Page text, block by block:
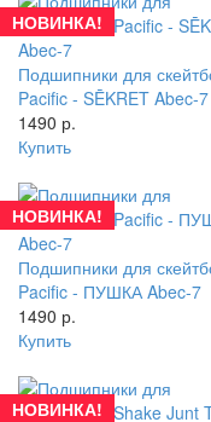
НОВИНКА!
Подшипники для
Pacific - SĒKRET Abec-7
1490 р.
Купить
НОВИНКА!
Подшипники для
Pacific - ПУШКА Abec-7
1490 р.
Купить
НОВИНКА!